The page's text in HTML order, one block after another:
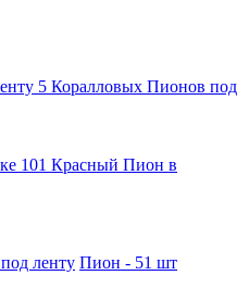
5 Коралловых Пионов под
101 Красный Пион в
ленту Пион - 51 шт